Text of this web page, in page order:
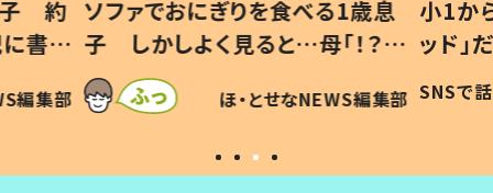
歳息
？」
編集部
小1から不登校、息子は「ギフテ
ッド」だった 父が“ウチ給食”を
作り続ける理由とは #令和の親
#令和の子
SNSで話題 ほ・とせなNEWS編集部
ひ孫
が、抱
「涙
い」